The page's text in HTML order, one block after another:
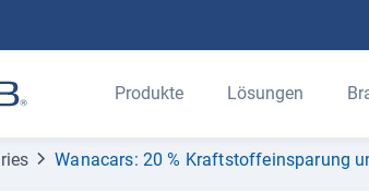
Produkte Lösungen
Wanacars: 20 % Kraftstoffeinsparung